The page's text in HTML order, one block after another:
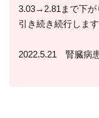
3.03→2.81まで下が
引き続き続行します
2022.5.21 腎臓病